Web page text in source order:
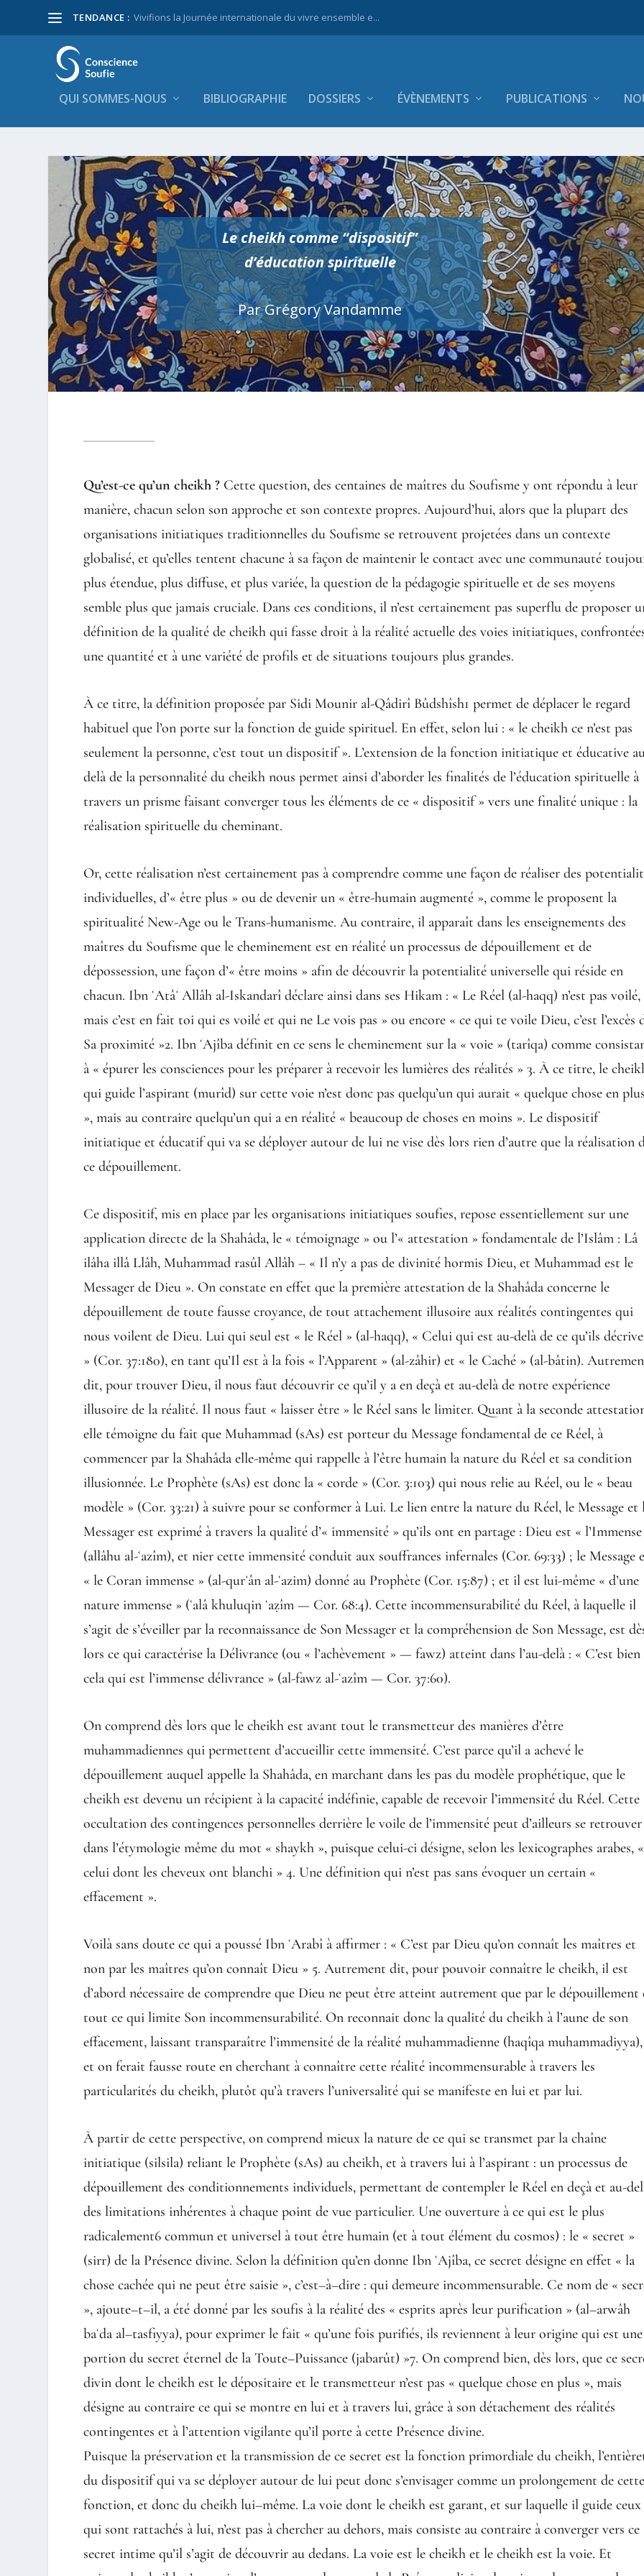
TENDANCE : Vivifions la Journée internationale du vivre ensemble e...
QUI SOMMES-NOUS BIBLIOGRAPHIE DOSSIERS ÉVÈNEMENTS PUBLICATIONS
Le cheikh comme “dispositif”
d’éducation spirituelle
Par Grégory Vandamme
Qu’est-ce qu’un cheikh ? Cette question, des centaines de maîtres du Soufisme y ont répondu à leur
manière, chacun selon son approche et son contexte propres. Aujourd’hui, alors que la plupart des
organisations initiatiques traditionnelles du Soufisme se retrouvent projetées dans un contexte
globalisé, et qu’elles tentent chacune à sa façon de maintenir le contact avec une communauté
plus étendue, plus diffuse, et plus variée, la question de la pédagogie spirituelle et de ses moyens
semble plus que jamais cruciale. Dans ces conditions, il n’est certainement pas superflu de proposer
définition de la qualité de cheikh qui fasse droit à la réalité actuelle des voies initiatiques,
une quantité et à une variété de profils et de situations toujours plus grandes.
À ce titre, la définition proposée par Sidi Mounir al-Qâdirî Bûdshîsh1 permet de déplacer le regard
habituel que l’on porte sur la fonction de guide spirituel. En effet, selon lui : « le cheikh ce n’est pas
seulement la personne, c’est tout un dispositif ». L’extension de la fonction initiatique et éducative
delà de la personnalité du cheikh nous permet ainsi d’aborder les finalités de l’éducation spirituelle à
travers un prisme faisant converger tous les éléments de ce « dispositif » vers une finalité unique : la
réalisation spirituelle du cheminant.
Or, cette réalisation n’est certainement pas à comprendre comme une façon de réaliser des
individuelles, d’« être plus » ou de devenir un « être-humain augmenté », comme le proposent la
spiritualité New-Age ou le Trans-humanisme. Au contraire, il apparaît dans les enseignements des
maîtres du Soufisme que le cheminement est en réalité un processus de dépouillement et de
dépossession, une façon d’« être moins » afin de découvrir la potentialité universelle qui réside en
chacun. Ibn ʿAtâʾ Allâh al-Iskandarî déclare ainsi dans ses Hikam : « Le Réel (al-haqq) n’est pas voilé,
mais c’est en fait toi qui es voilé et qui ne Le vois pas » ou encore « ce qui te voile Dieu, c’est l’excès
Sa proximité »2. Ibn ʿAjîba définit en ce sens le cheminement sur la « voie » (tarîqa) comme
à « épurer les consciences pour les préparer à recevoir les lumières des réalités » 3. À ce titre, le
qui guide l’aspirant (murîd) sur cette voie n’est donc pas quelqu’un qui aurait « quelque chose en
», mais au contraire quelqu’un qui a en réalité « beaucoup de choses en moins ». Le dispositif
initiatique et éducatif qui va se déployer autour de lui ne vise dès lors rien d’autre que la réalisation
ce dépouillement.
Ce dispositif, mis en place par les organisations initiatiques soufies, repose essentiellement sur une
application directe de la Shahâda, le « témoignage » ou l’« attestation » fondamentale de l’Islâm : Lâ
ilâha illâ Llâh, Muhammad rasûl Allâh – « Il n’y a pas de divinité hormis Dieu, et Muhammad est le
Messager de Dieu ». On constate en effet que la première attestation de la Shahâda concerne le
dépouillement de toute fausse croyance, de tout attachement illusoire aux réalités contingentes qui
nous voilent de Dieu. Lui qui seul est « le Réel » (al-haqq), « Celui qui est au-delà de ce qu’ils
» (Cor. 37:180), en tant qu’Il est à la fois « l’Apparent » (al-zâhir) et « le Caché » (al-bâtin).
dit, pour trouver Dieu, il nous faut découvrir ce qu’il y a en deçà et au-delà de notre expérience
illusoire de la réalité. Il nous faut « laisser être » le Réel sans le limiter. Quant à la seconde
elle témoigne du fait que Muhammad (sAs) est porteur du Message fondamental de ce Réel, à
commencer par la Shahâda elle-même qui rappelle à l’être humain la nature du Réel et sa condition
illusionnée. Le Prophète (sAs) est donc la « corde » (Cor. 3:103) qui nous relie au Réel, ou le « beau
modèle » (Cor. 33:21) à suivre pour se conformer à Lui. Le lien entre la nature du Réel, le Message et
Messager est exprimé à travers la qualité d’« immensité » qu’ils ont en partage : Dieu est «
(allâhu al-ʿazîm), et nier cette immensité conduit aux souffrances infernales (Cor. 69:33) ; le Message
« le Coran immense » (al-qurʾân al-ʿazim) donné au Prophète (Cor. 15:87) ; et il est lui-même « d’une
nature immense » (ʿalâ khuluqin ʿaẓîm — Cor. 68:4). Cette incommensurabilité du Réel, à laquelle il
s’agit de s’éveiller par la reconnaissance de Son Messager et la compréhension de Son Message, est
lors ce qui caractérise la Délivrance (ou « l’achèvement » — fawz) atteint dans l’au-delà : « C’est bien
cela qui est l’immense délivrance » (al-fawz al-ʿazîm — Cor. 37:60).
On comprend dès lors que le cheikh est avant tout le transmetteur des manières d’être
muhammadiennes qui permettent d’accueillir cette immensité. C’est parce qu’il a achevé le
dépouillement auquel appelle la Shahâda, en marchant dans les pas du modèle prophétique, que le
cheikh est devenu un récipient à la capacité indéfinie, capable de recevoir l’immensité du Réel. Cette
occultation des contingences personnelles derrière le voile de l’immensité peut d’ailleurs se retrouver
dans l’étymologie même du mot « shaykh », puisque celui-ci désigne, selon les lexicographes arabes, «
celui dont les cheveux ont blanchi » 4. Une définition qui n’est pas sans évoquer un certain «
effacement ».
Voilà sans doute ce qui a poussé Ibn ʿArabî à affirmer : « C’est par Dieu qu’on connaît les maîtres et
non par les maîtres qu’on connaît Dieu » 5. Autrement dit, pour pouvoir connaître le cheikh, il est
d’abord nécessaire de comprendre que Dieu ne peut être atteint autrement que par le dépouillement
tout ce qui limite Son incommensurabilité. On reconnait donc la qualité du cheikh à l’aune de son
effacement, laissant transparaître l’immensité de la réalité muhammadienne (haqîqa muhammadiyya),
et on ferait fausse route en cherchant à connaître cette réalité incommensurable à travers les
particularités du cheikh, plutôt qu’à travers l’universalité qui se manifeste en lui et par lui.
À partir de cette perspective, on comprend mieux la nature de ce qui se transmet par la chaîne
initiatique (silsila) reliant le Prophète (sAs) au cheikh, et à travers lui à l’aspirant : un processus de
dépouillement des conditionnements individuels, permettant de contempler le Réel en deçà et au-
des limitations inhérentes à chaque point de vue particulier. Une ouverture à ce qui est le plus
radicalement6 commun et universel à tout être humain (et à tout élément du cosmos) : le « secret »
(sirr) de la Présence divine. Selon la définition qu’en donne Ibn ʿAjîba, ce secret désigne en effet « la
chose cachée qui ne peut être saisie », c’est–à–dire : qui demeure incommensurable. Ce nom de «
», ajoute–t–il, a été donné par les soufis à la réalité des « esprits après leur purification » (al–arwâh
baʿda al–tasfiyya), pour exprimer le fait « qu’une fois purifiés, ils reviennent à leur origine qui est une
portion du secret éternel de la Toute–Puissance (jabarût) »7. On comprend bien, dès lors, que ce
divin dont le cheikh est le dépositaire et le transmetteur n’est pas « quelque chose en plus », mais
désigne au contraire ce qui se montre en lui et à travers lui, grâce à son détachement des réalités
contingentes et à l’attention vigilante qu’il porte à cette Présence divine.
Puisque la préservation et la transmission de ce secret est la fonction primordiale du cheikh,
du dispositif qui va se déployer autour de lui peut donc s’envisager comme un prolongement de
fonction, et donc du cheikh lui–même. La voie dont le cheikh est garant, et sur laquelle il guide ceux
qui sont rattachés à lui, n’est pas à chercher au dehors, mais consiste au contraire à converger vers ce
secret intime qu’il s’agit de découvrir au dedans. La voie est le cheikh et le cheikh est la voie. Et